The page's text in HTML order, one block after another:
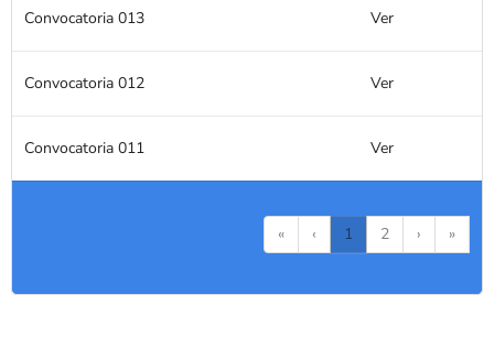
Convocatoria 013 Ver
Convocatoria 012 Ver
Convocatoria 011 Ver
« ‹ 1 2 › »